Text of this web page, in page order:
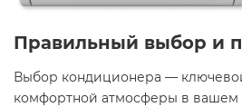
Правильный выбор и
Выбор кондиционера —
комфортной атмосферы в